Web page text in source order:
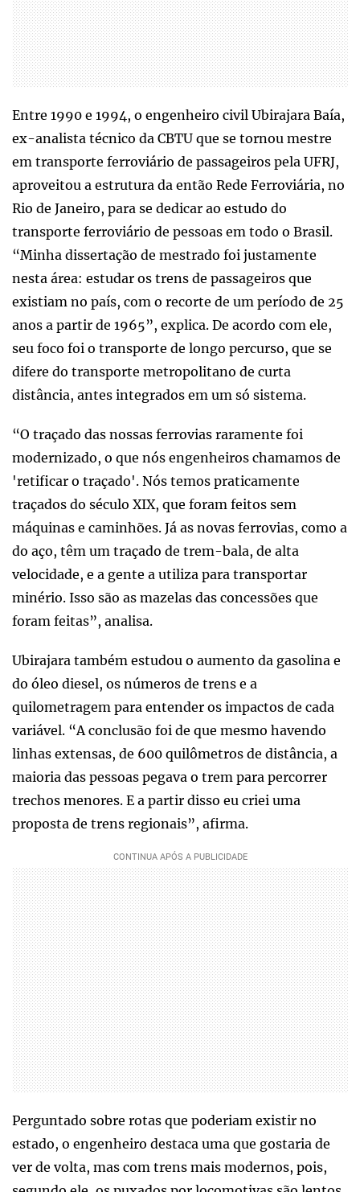
Entre 1990 e 1994, o engenheiro civil Ubirajara Baía,
ex-analista técnico da CBTU que se tornou mestre
em transporte ferroviário de passageiros pela UFRJ,
aproveitou a estrutura da então Rede Ferroviária, no
Rio de Janeiro, para se dedicar ao estudo do
transporte ferroviário de pessoas em todo o Brasil.
“Minha dissertação de mestrado foi justamente
nesta área: estudar os trens de passageiros que
existiam no país, com o recorte de um período de 25
anos a partir de 1965”, explica. De acordo com ele,
seu foco foi o transporte de longo percurso, que se
difere do transporte metropolitano de curta
distância, antes integrados em um só sistema.
“O traçado das nossas ferrovias raramente foi
modernizado, o que nós engenheiros chamamos de
'retificar o traçado'. Nós temos praticamente
traçados do século XIX, que foram feitos sem
máquinas e caminhões. Já as novas ferrovias, como a
do aço, têm um traçado de trem-bala, de alta
velocidade, e a gente a utiliza para transportar
minério. Isso são as mazelas das concessões que
foram feitas”, analisa.
Ubirajara também estudou o aumento da gasolina e
do óleo diesel, os números de trens e a
quilometragem para entender os impactos de cada
variável. “A conclusão foi de que mesmo havendo
linhas extensas, de 600 quilômetros de distância, a
maioria das pessoas pegava o trem para percorrer
trechos menores. E a partir disso eu criei uma
proposta de trens regionais”, afirma.
Perguntado sobre rotas que poderiam existir no
estado, o engenheiro destaca uma que gostaria de
ver de volta, mas com trens mais modernos, pois,